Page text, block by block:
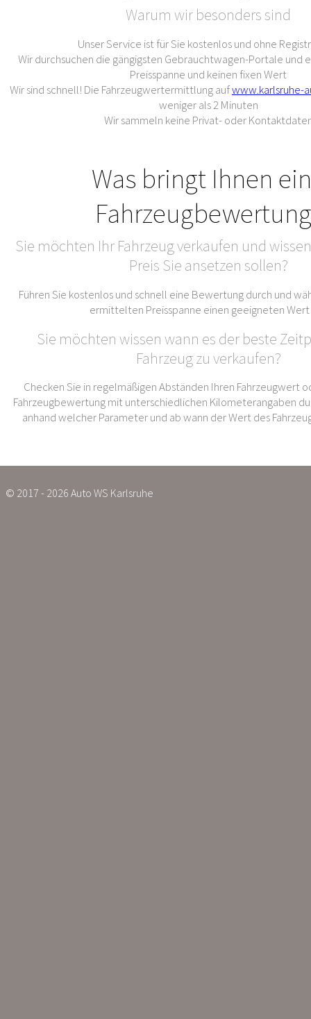
Warum wir besonders sind
Unser Service ist für Sie kostenlos und ohne
Wir durchsuchen die gängigsten Gebrauchtwagen-Portale und
Preisspanne und keinen fixen Wert
Wir sind schnell! Die Fahrzeugwertermittlung aufwww.karlsruhe-
weniger als 2 Minuten
Wir sammeln keine Privat- oder
Was bringt Ihnen
Sie möchten Ihr Fahrzeug verkaufen und
Preis Sie ansetzen sollen?
Führen Sie kostenlos und schnell eine Bewertung durch und
ermittelten Preisspanne einen geeigneten Wert
Sie möchten wissen wann es der beste
Fahrzeug zu verkaufen?
Checken Sie in regelmäßigen Abständen Ihren Fahrzeugwert
Fahrzeugbewertung mit unterschiedlichen Kilometerangaben
anhand welcher Parameter und ab wann der Wert des
© 2017 - 2026 Auto WS Karlsruhe